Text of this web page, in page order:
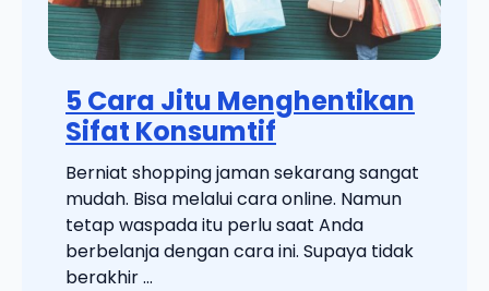
5 Cara Jitu Menghentikan
Sifat Konsumtif
Berniat shopping jaman sekarang sangat
mudah. Bisa melalui cara online. Namun
tetap waspada itu perlu saat Anda
berbelanja dengan cara ini. Supaya tidak
berakhir ...